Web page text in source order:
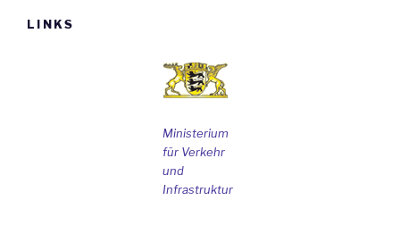
LINKS
Ministerium
für Verkehr
und
Infrastruktur